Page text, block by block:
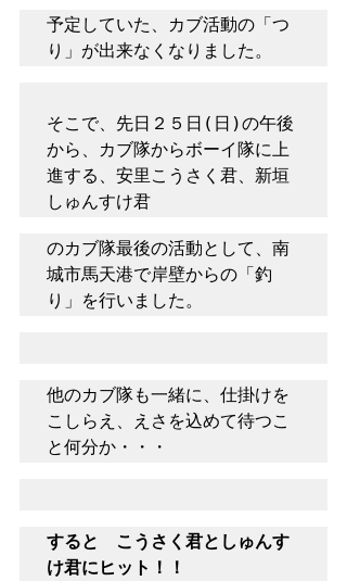
予定していた、カブ活動の「つ
り」が出来なくなりました。
そこで、先日２５日(日)の午後
から、カブ隊からボーイ隊に上
進する、安里こうさく君、新垣
しゅんすけ君
のカブ隊最後の活動として、南
城市馬天港で岸壁からの「釣
り」を行いました。
他のカブ隊も一緒に、仕掛けを
こしらえ、えさを込めて待つこ
と何分か・・・
すると　こうさく君としゅんす
け君にヒット！！